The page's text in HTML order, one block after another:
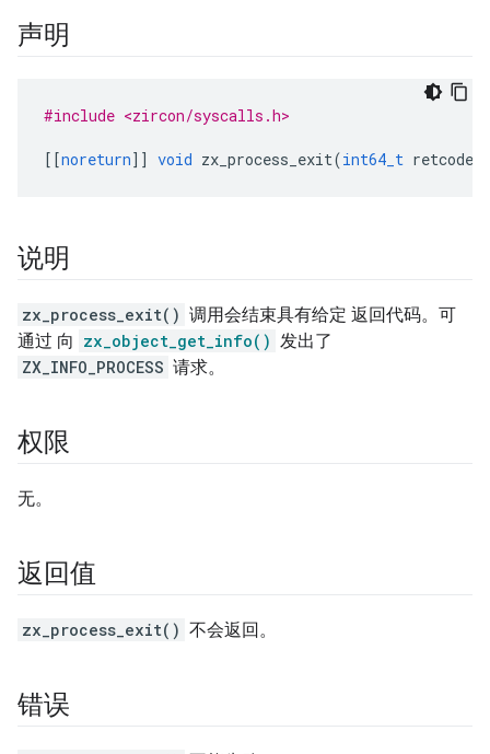
声明
#include <zircon/syscalls.h>
[[noreturn]] void zx_process_exit(int64_t retcode
说明
zx_process_exit() 调用会结束具有给定 返回代码。可
通过 向 zx_object_get_info() 发出了
ZX_INFO_PROCESS 请求。
权限
无。
返回值
zx_process_exit() 不会返回。
错误